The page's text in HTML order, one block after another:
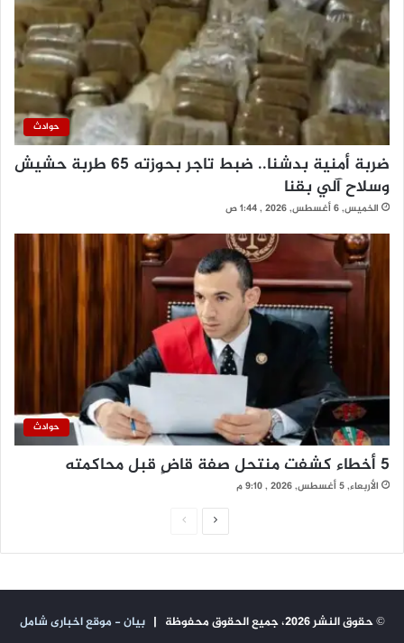
حوادث
ضربة أمنية بدشنا.. ضبط تاجر بحوزته 65 طربة حشيش
وسلاح آلي بقنا
الخميس, 6 أغسطس, 2026 , 1:44 ص
حوادث
5 أخطاء كشفت منتحل صفة قاضٍ قبل محاكمته
الأربعاء, 5 أغسطس, 2026 , 9:10 م
ح
ح
© حقوق النشر 2026، جميع الحقوق محفوظة | بيان - موقع اخبارى شامل